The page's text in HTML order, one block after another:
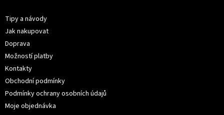
Tipy a návody
Jak nakupovat
Doprava
Možností platby
Kontakty
Obchodní podmínky
Podmínky ochrany osobních údajů
Moje objednávka